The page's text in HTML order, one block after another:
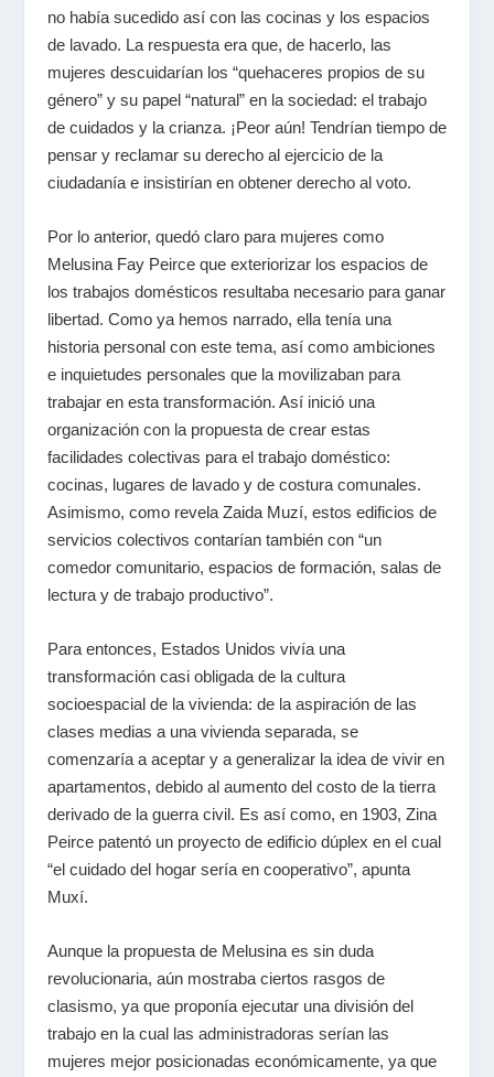
no había sucedido así con las cocinas y los espacios
de lavado. La respuesta era que, de hacerlo, las
mujeres descuidarían los “quehaceres propios de su
género” y su papel “natural” en la sociedad: el trabajo
de cuidados y la crianza. ¡Peor aún! Tendrían tiempo de
pensar y reclamar su derecho al ejercicio de la
ciudadanía e insistirían en obtener derecho al voto.
Por lo anterior, quedó claro para mujeres como
Melusina Fay Peirce que exteriorizar los espacios de
los trabajos domésticos resultaba necesario para ganar
libertad. Como ya hemos narrado, ella tenía una
historia personal con este tema, así como ambiciones
e inquietudes personales que la movilizaban para
trabajar en esta transformación. Así inició una
organización con la propuesta de crear estas
facilidades colectivas para el trabajo doméstico:
cocinas, lugares de lavado y de costura comunales.
Asimismo, como revela Zaida Muzí, estos edificios de
servicios colectivos contarían también con “un
comedor comunitario, espacios de formación, salas de
lectura y de trabajo productivo”.
Para entonces, Estados Unidos vivía una
transformación casi obligada de la cultura
socioespacial de la vivienda: de la aspiración de las
clases medias a una vivienda separada, se
comenzaría a aceptar y a generalizar la idea de vivir en
apartamentos, debido al aumento del costo de la tierra
derivado de la guerra civil. Es así como, en 1903, Zina
Peirce patentó un proyecto de edificio dúplex en el cual
“el cuidado del hogar sería en cooperativo”, apunta
Muxí.
Aunque la propuesta de Melusina es sin duda
revolucionaria, aún mostraba ciertos rasgos de
clasismo, ya que proponía ejecutar una división del
trabajo en la cual las administradoras serían las
mujeres mejor posicionadas económicamente, ya que